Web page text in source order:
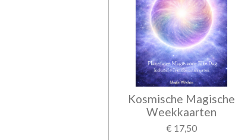
Kosmische Magische
Weekkaarten
€ 17,50